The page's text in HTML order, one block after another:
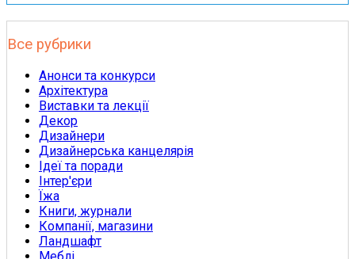
Все рубрики
Анонси та конкурси
Архітектура
Виставки та лекції
Декор
Дизайнери
Дизайнерська канцелярія
Ідеї та поради
Інтер'єри
Їжа
Книги, журнали
Компанії, магазини
Ландшафт